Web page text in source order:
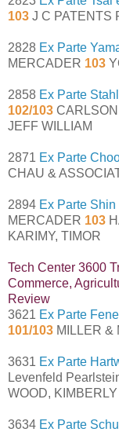
103 J C PATENTS
2828 Ex Parte
MERCADER 103
2858 Ex Parte
102/103
JEFF WILLIAM
2871 Ex Parte
CHAU &
2894 Ex Parte Shin
MERCADER 103
KARIMY, TIMOR
Tech Center 3600
Commerce,
Review
3621 Ex Parte
101/103 MILLER &
3631 Ex Parte
Levenfeld
WOOD,
3634 Ex Parte